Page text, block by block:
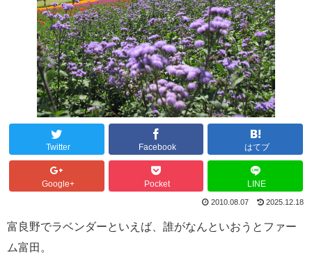
Twitter Facebook はてブ
Google+ Pocket LINE
2010.08.07 2025.12.18
富良野でラベンダーといえば、誰がなんといおうとファー
ム富田。